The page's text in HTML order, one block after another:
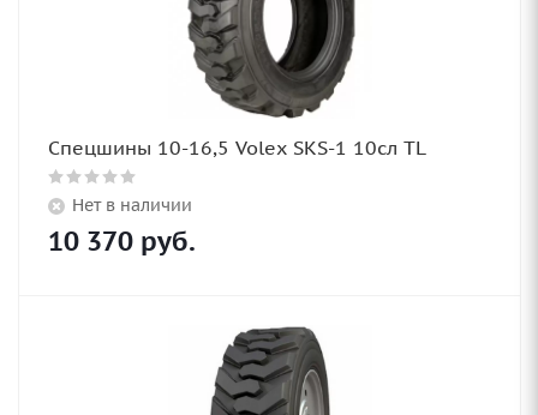
Спецшины 10-16,5 Volex SKS-1 10сл TL
Нет в наличии
10 370 руб.